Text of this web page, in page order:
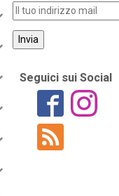
Seguici sui Social